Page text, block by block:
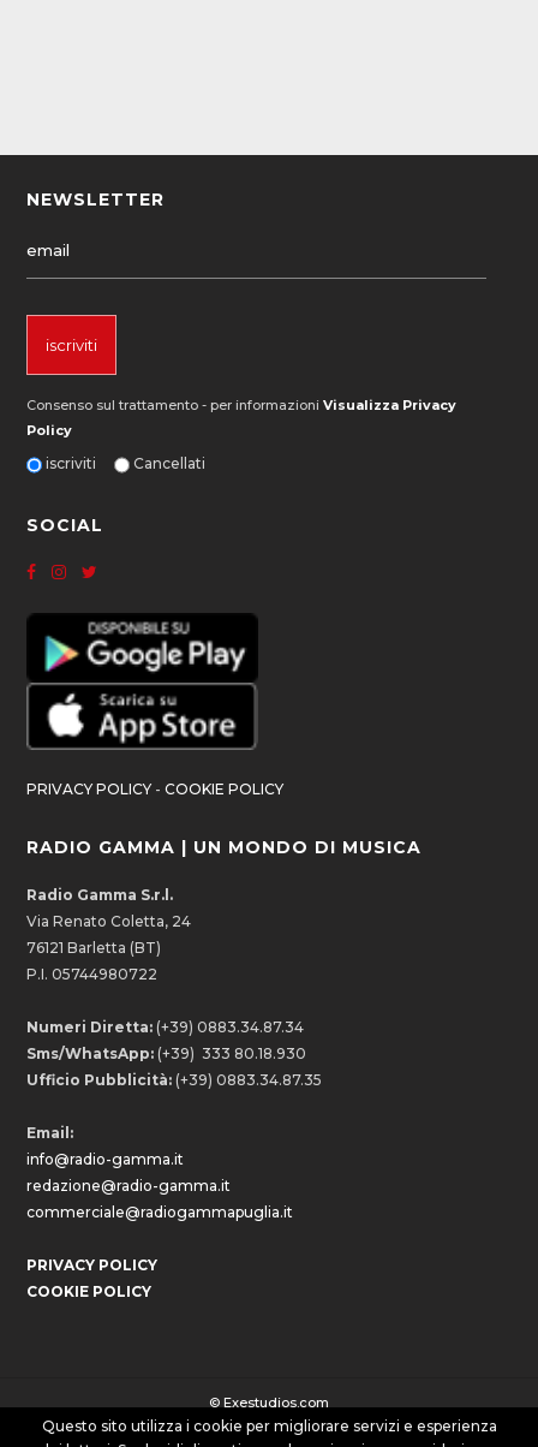
NEWSLETTER
Consenso sul trattamento - per informazioniVisualizza Privacy
Policy
iscriviti Cancellati
SOCIAL
PRIVACY POLICY -COOKIE POLICY
RADIO GAMMA | UN MONDO DI MUSICA
Radio Gamma S.r.l.
Via Renato Coletta, 24
76121 Barletta (BT)
P.I. 05744980722
Numeri Diretta:(+39) 0883.34.87.34
Sms/WhatsApp:(+39) 333 80.18.930
Ufficio Pubblicità:(+39) 0883.34.87.35
Email:
info@radio-gamma.it
redazione@radio-gamma.it
commerciale@radiogammapuglia.it
PRIVACY POLICY
COOKIE POLICY
© Exestudios.com
Questo sito utilizza i cookie per migliorare servizi e esperienza